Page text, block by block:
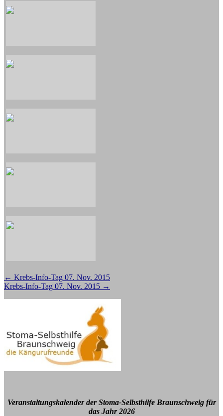
Beitragsnavigation
← Krebs-Info-Tag 07. Nov. 2015
Krebs-Info-Tag 07. Nov. 2015 →
Veranstaltungskalender der Stoma-Selbsthilfe Braunschweig für
das Jahr 2026